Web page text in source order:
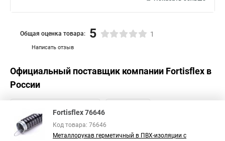
Написать отзыв
Общая оценка товара: 5 1
Официальный поставщик компании Fortisflex в
России
Fortisflex 76646
Код товара: 76646
Металлорукав герметичный в ПВХ-изоляции с